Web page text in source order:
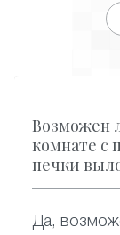
Возможен
комнате с
печки
Да,